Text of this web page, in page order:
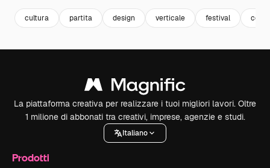
cultura partita design verticale festival
La piattaforma creativa per realizzare i tuoi migliori lavori. Oltre
1 milione di abbonati tra creativi, imprese, agenzie e studi.
Italiano
Prodotti